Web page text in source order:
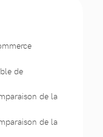
de
de la
de la